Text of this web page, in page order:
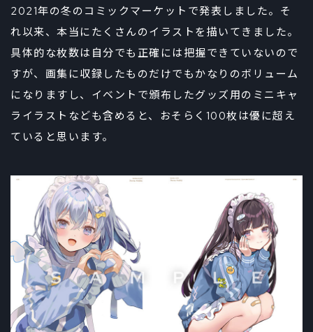
2021年の冬のコミックマーケットで発表しました。そ
れ以来、本当にたくさんのイラストを描いてきました。
具体的な枚数は自分でも正確には把握できていないので
すが、画集に収録したものだけでもかなりのボリューム
になりますし、イベントで頒布したグッズ用のミニキャ
ライラストなども含めると、おそらく100枚は優に超え
ていると思います。